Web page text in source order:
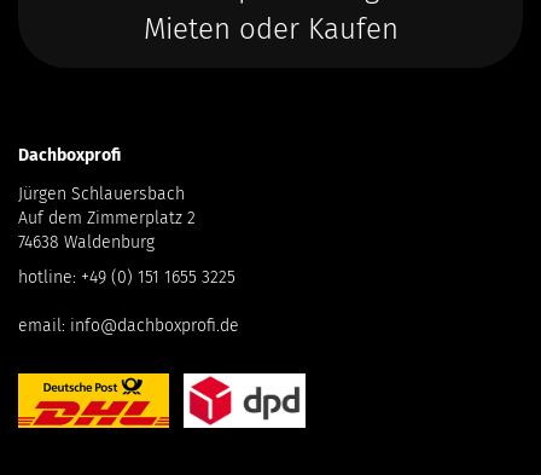
Mieten oder Kaufen
Dachboxprofi
Jürgen Schlauersbach
Auf dem Zimmerplatz 2
74638 Waldenburg
hotline: +49 (0) 151 1655 3225
email: info@dachboxprofi.de